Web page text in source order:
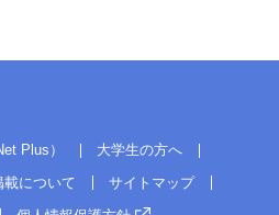
Plus）
大学生の方へ
載について
サイトマップ